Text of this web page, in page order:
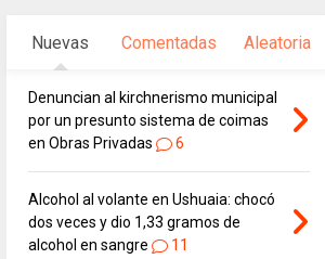
Nuevas Comentadas Aleatoria
Denuncian al kirchnerismo municipal
por un presunto sistema de coimas
en Obras Privadas
6
Alcohol al volante en Ushuaia: chocó
dos veces y dio 1,33 gramos de
alcohol en sangre
11